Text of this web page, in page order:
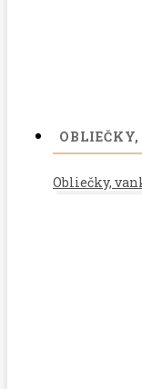
Obliečky,